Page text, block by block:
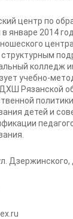
центр по
январе 2014
колледж
учебно-
Рязанской
детей и
Дзержинского,